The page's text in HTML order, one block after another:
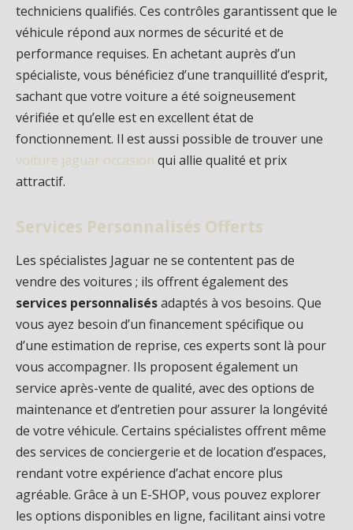
techniciens qualifiés. Ces contrôles garantissent que le
véhicule répond aux normes de sécurité et de
performance requises. En achetant auprès d’un
spécialiste, vous bénéficiez d’une tranquillité d’esprit,
sachant que votre voiture a été soigneusement
vérifiée et qu’elle est en excellent état de
fonctionnement. Il est aussi possible de trouver une
voiture jaguar occasion qui allie qualité et prix
attractif.
Services Personnalisés Offerts
Les spécialistes Jaguar ne se contentent pas de
vendre des voitures ; ils offrent également des
services personnalisésadaptés à vos besoins. Que
vous ayez besoin d’un financement spécifique ou
d’une estimation de reprise, ces experts sont là pour
vous accompagner. Ils proposent également un
service après-vente de qualité, avec des options de
maintenance et d’entretien pour assurer la longévité
de votre véhicule. Certains spécialistes offrent même
des services de conciergerie et de location d’espaces,
rendant votre expérience d’achat encore plus
agréable. Grâce à un E-SHOP, vous pouvez explorer
les options disponibles en ligne, facilitant ainsi votre